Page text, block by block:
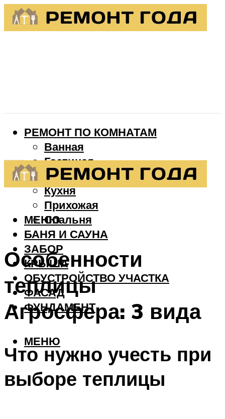
РЕМОНТ ПО КОМНАТАМ
Ванная
Гостиная
Детская
Кухня
Прихожая
Спальня
БАНЯ И САУНА
ЗАБОР
КРЫША
ОБУСТРОЙСТВО УЧАСТКА
ФАСАД
ФУНДАМЕНТ
МЕНЮ
МЕНЮ
Особенности
теплицы
Агросфера: 3 вида
Что нужно учесть при
выборе теплицы